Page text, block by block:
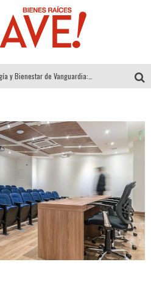
Alexandra Bedoya – La Constancia detrás de La Paletería
El Despertar de la Calidez: Acabados Dorados de FV para Elevar tu Espacio